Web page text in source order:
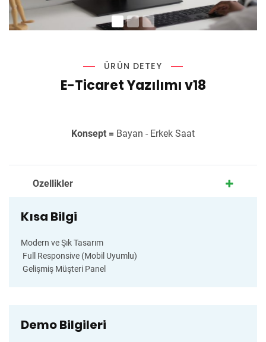
ÜRÜN DETEY
E-Ticaret Yazılımı v18
Konsept = Bayan - Erkek Saat
Ozellikler
Kısa Bilgi
Modern ve Şık Tasarım
Full Responsive (Mobil Uyumlu)
Gelişmiş Müşteri Panel
Demo Bilgileri